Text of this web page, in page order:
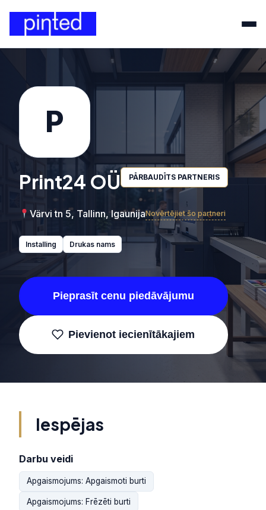
P
Print24 OÜ PĀRBAUDĪTS PARTNERIS
Värvi tn 5, Tallinn, IgaunijaNovērtējiet šo partneri
Installing Drukas nams
Pieprasīt cenu piedāvājumu
Pievienot iecienītākajiem
Iespējas
Darbu veidi
Apgaismojums: Apgaismoti burti
Apgaismojums: Frēzēti burti